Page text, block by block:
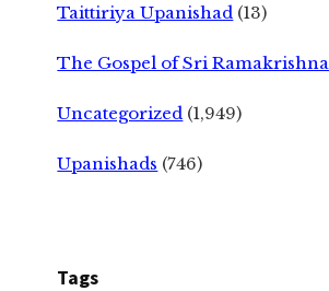
Taittiriya Upanishad (13)
The Gospel of Sri Ramakrishna
Uncategorized (1,949)
Upanishads (746)
Tags